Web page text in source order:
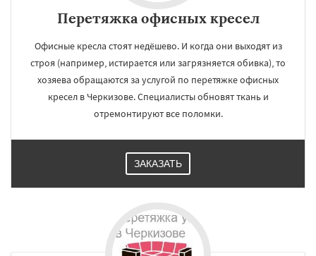
Перетяжка офисных кресел
Офисные кресла стоят недёшево. И когда они выходят из
строя (например, истирается или загрязняется обивка), то
хозяева обращаются за услугой по перетяжке офисных
кресел в Черкизове. Специалисты обновят ткань и
отремонтируют все поломки.
ЗАКАЗАТЬ